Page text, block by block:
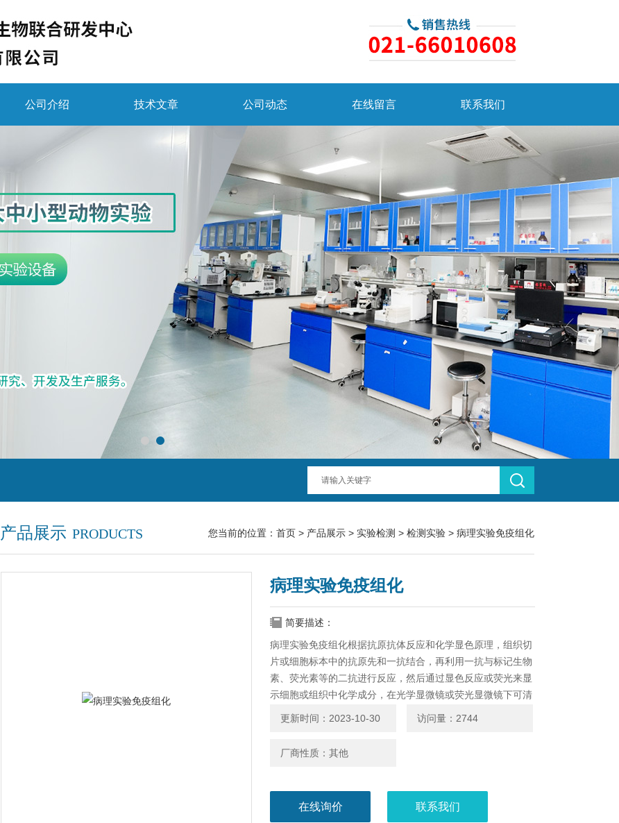
公司介绍 技术文章 公司动态 在线留言 联系我们
产品展示 PRODUCTS 您当前的位置： 首页 > 产品展示 > 实验检测 > 检测实验 > 病理实验免疫组化
病理实验免疫组化
简要描述：
病理实验免疫组化根据抗原抗体反应和化学显色原理，组织切
片或细胞标本中的抗原先和一抗结合，再利用一抗与标记生物
素、荧光素等的二抗进行反应，然后通过显色反应或荧光来显
示细胞或组织中化学成分，在光学显微镜或荧光显微镜下可清
晰看见细胞内发生的抗原抗体反应产物，从而能够在细胞爬片
更新时间：2023-10-30 访问量：2744
厂商性质：其他
在线询价 联系我们